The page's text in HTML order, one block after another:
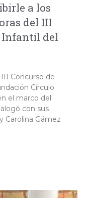
a los
del III
Infantil del
Concurso de
Círculo
el marco del
con sus
Carolina Gámez